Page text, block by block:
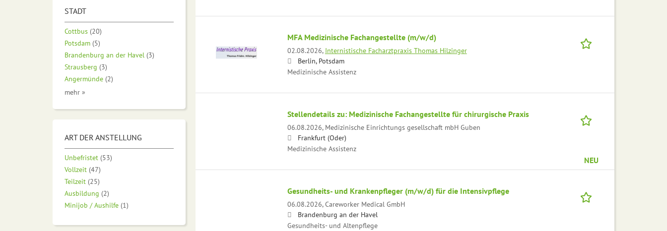
MFA Medizinische Fachangestellte (m/w/d)
02.08.2026, Internistische Facharztpraxis Thomas Hilzinger
Berlin, Potsdam
Medizinische Assistenz
Stellendetails zu: Medizinische Fachangestellte für chirurgische Praxis
06.08.2026, Medizinische Einrichtungs gesellschaft mbH Guben
Frankfurt (Oder)
Medizinische Assistenz
NEU
Gesundheits- und Krankenpfleger (m/w/d) für die Intensivpflege
06.08.2026,Careworker Medical GmbH
Brandenburg an der Havel
Gesundheits- und Altenpflege
STADT
Cottbus (20)
Potsdam (5)
Brandenburg an der Havel (3)
Strausberg (3)
Angermünde (2)
mehr »
ART DER ANSTELLUNG
Unbefristet (53)
Vollzeit (47)
Teilzeit (25)
Ausbildung (2)
Minijob / Aushilfe (1)